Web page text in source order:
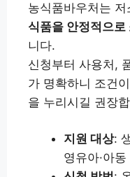
농식품바우처는 저
식품을 안정적으로
니다.
신청부터 사용처,
가 명확하니 조건
을 누리시길 권장
지원 대상:
영유아·아